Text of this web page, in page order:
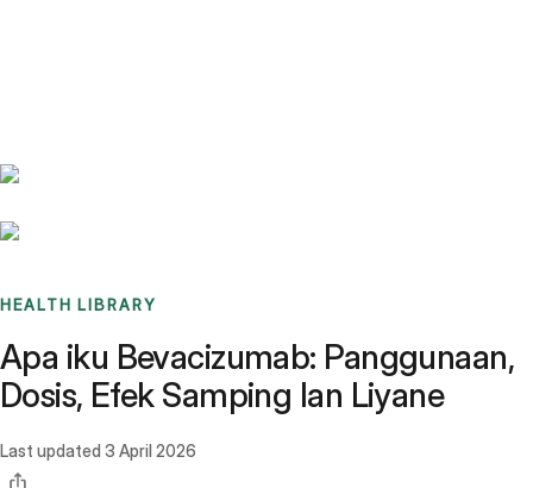
HEALTH LIBRARY
Apa iku Bevacizumab: Panggunaan,
Dosis, Efek Samping lan Liyane
Last updated 3 April 2026